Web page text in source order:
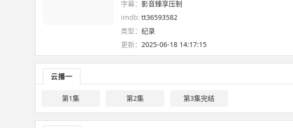
字幕： 影音臻享压制
imdb: tt36593582
类型： 纪录
更新： 2025-06-18 14:17:15
云播一
第1集 第2集 第3集完结